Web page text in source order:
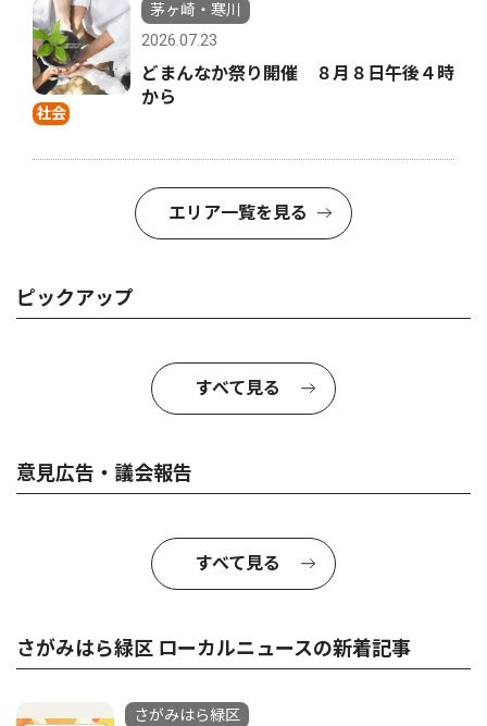
社会
茅ヶ崎・寒川
2026.07.23
どまんなか祭り開催 ８月８日午後４時
から
エリア一覧を見る
ピックアップ
すべて見る
意見広告・議会報告
すべて見る
さがみはら緑区 ローカルニュースの新着記事
さがみはら緑区